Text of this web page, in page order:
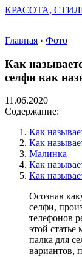
КРАСОТА,
Главная › Фото
Как
селфи как
11.06.2020
Содержание:
Как
Как
Малинка
Как
Как
Осознав
селфи,
телефонов
этой
палка для
вариантов,